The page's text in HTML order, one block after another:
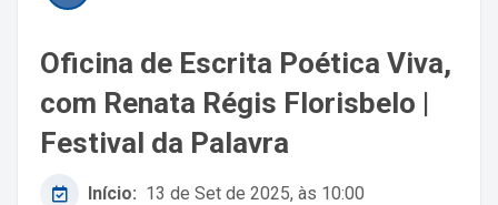
Oficina de Escrita Poética Viva,
com Renata Régis Florisbelo |
Festival da Palavra
Início: 13 de Set de 2025, às 10:00